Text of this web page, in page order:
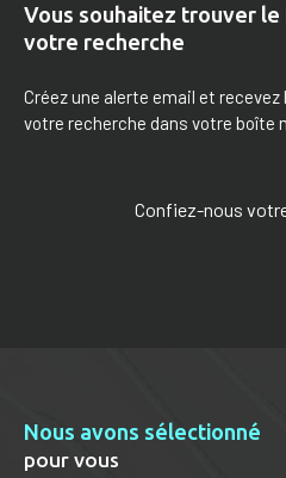
Vous souhaitez trouver
votre recherche
Créez une alerte email et
votre recherche dans votre boîte
Confiez-nous
Nous avons sélectionné
pour vous